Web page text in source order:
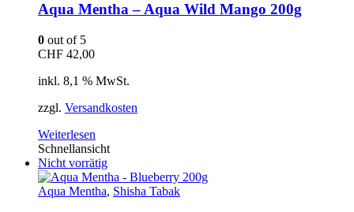
Aqua Mentha – Aqua Wild Mango 200g
0 out of 5
CHF 42,00
inkl. 8,1 % MwSt.
zzgl. Versandkosten
Weiterlesen
Schnellansicht
Nicht vorrätig
Aqua Mentha, Shisha Tabak